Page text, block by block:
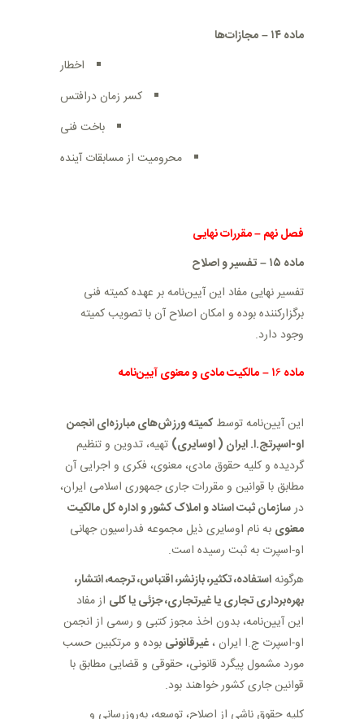
ماده ۱۴ –مجازات‌ها
اخطار
کسر زمان درافتس
باخت فنی
محرومیت از مسابقات آینده
فصل نهم–مقررات نهایی
ماده ۱۵
–تفسیر و اصلاح
تفسیر نهایی مفاد این آیین‌نامه بر عهده کمیته فنی
برگزارکننده بوده و امکان اصلاح آن با تصویب کمیته
وجود دارد.
ماده ۱۶ –مالکیت مادی و معنوی آیین‌نامه
این آیین‌نامه توسطکمیته ورزش‌های مبارزه‌ای انجمن
او-اسپرتج.ا. ایران ( اوسایری) تهیه، تدوین و تنظیم
گردیده و کلیه حقوق مادی، معنوی، فکری و اجرایی آن
مطابق با قوانین و مقررات جاری جمهوری اسلامی ایران،
درسازمان ثبت اسناد و املاک کشور و اداره کل مالکیت
معنوی به نام اوسایری ذیل مجموعه فدراسیون جهانی
او-اسپرت به ثبت رسیده است.
هرگونهاستفاده، تکثیر، بازنشر، اقتباس، ترجمه، انتشار،
بهره‌برداری تجاری یا غیرتجاری، جزئی یا کلی از مفاد
این آیین‌نامه، بدون اخذ مجوز کتبی و رسمی از انجمن
او-اسپرت ج.ا ایران ،غیرقانونی بوده و مرتکبین حسب
مورد مشمول پیگرد قانونی، حقوقی و قضایی مطابق با
قوانین جاری کشور خواهند بود.
کلیه حقوق ناشی از اصلاح، توسعه، به‌روزرسانی و